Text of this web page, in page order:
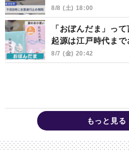
8/8 (土) 18:00
「おぼんだま」っ
起源は江戸時代まで
8/7 (金) 20:42
もっと見る